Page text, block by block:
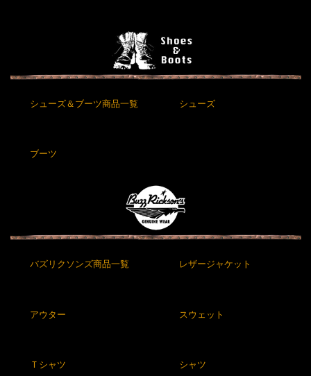
シューズ＆ブーツ商品一覧 シューズ
ブーツ
バズリクソンズ商品一覧 レザージャケット
アウター スウェット
Ｔシャツ シャツ